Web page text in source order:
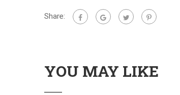
Share:
YOU MAY LIKE